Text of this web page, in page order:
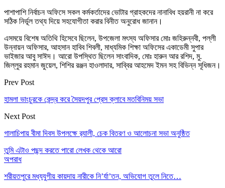
পাশাপাশি নির্বাচন অফিসে সকল কর্মকর্তাদের ভোটার গ্রাহকদের নানাবিধ হয়রানী না করে
সঠিক নির্ভূল তথ্য দিয়ে সহযোগীতা করার বিনীত অনুরোধ জানান।
এসময়ে বিশেষ অতিথি হিসেবে ছিলেন, উপজেলা মৎস্য অফিসার মোঃ জহিরুন্নবী, পল্লী
উন্নায়ন অফিসার, আহসান হাবিব শিবলী, মাধ্যমিক শিক্ষা অফিসের একাডেমী সুপার
ভাইজার আবু সাঈদ। আরো উপস্থিত ছিলেন সাংবাদিক, মোঃ হারুন আর রশিদ, মু.
জিল্লুর রহমান জুয়েল, শিশির রঞ্জন হাওলাদার, সাব্বির আহমেদ ইমন সহ বিভিন্ন সূধিজন।
Prev Post
হামলা ভাংচুরকে কেন্দ্র করে সৈয়দপুর প্রেস ক্লাবে মতবিনিময় সভা
Next Post
গালাচিপায় বীমা দিবস উপলক্ষে র‍্যালী, চেক বিতরণ ও আলোচনা সভা অনুষ্ঠিত
তুমি এটাও পছন্দ করতে পারো লেখক থেকে আরো
অপরাধ
শরীয়তপুরে মধ্যযুগীয় কায়দায় নারীকে নি’র্যা’তন, অভিযোগ তুলে নিতে…